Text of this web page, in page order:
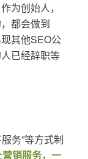
为创始人，
都会做到
其他SEO公
已经辞职等
务”等方式制
销服务，一